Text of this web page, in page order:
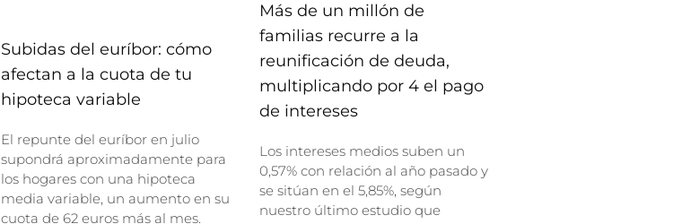
Subidas del euríbor: cómo
afectan a la cuota de tu
hipoteca variable
El repunte del euríbor en julio
supondrá aproximadamente para
los hogares con una hipoteca
media variable, un aumento en su
cuota de 62 euros más al mes.
Más de un millón de
familias recurre a la
reunificación de deuda,
multiplicando por 4 el pago
de intereses
Los intereses medios suben un
0,57% con relación al año pasado y
se sitúan en el 5,85%, según
nuestro último estudio que